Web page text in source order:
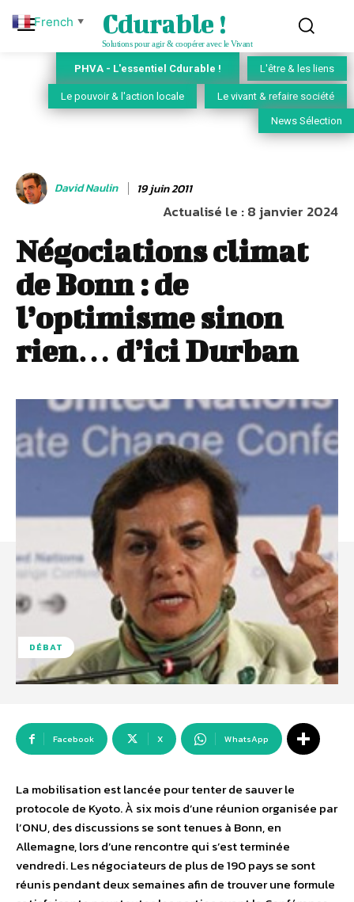
Cdurable !
Solutions pour agir & coopérer avec le Vivant
PHVA - L'essentiel Cdurable ! L'être & les liens
Le pouvoir & l'action locale Le vivant & refaire société
News Sélection
David Naulin 19 juin 2011
Actualisé le :8 janvier 2024
Négociations climat
de Bonn : de
l’optimisme sinon
rien… d’ici Durban
DÉBAT
Facebook X WhatsApp
La mobilisation est lancée pour tenter de sauver le
protocole de Kyoto. À six mois d’une réunion organisée par
l’ONU, des discussions se sont tenues à Bonn, en
Allemagne, lors d’une rencontre qui s’est terminée
vendredi. Les négociateurs de plus de 190 pays se sont
réunis pendant deux semaines afin de trouver une formule
French ▼